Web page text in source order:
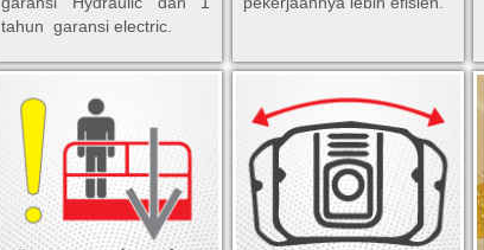
tahun garansi electric.